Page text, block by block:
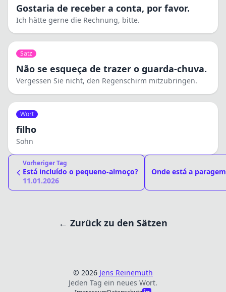
Gostaria de receber a conta, por favor.
Ich hätte gerne die Rechnung, bitte.
Satz
Não se esqueça de trazer o guarda-chuva.
Vergessen Sie nicht, den Regenschirm mitzubringen.
Wort
filho
Sohn
Vorheriger Tag
Está incluído o pequeno-almoço?
11.01.2026
Onde está a
← Zurück zu den Sätzen
© 2026 Jens Reinemuth
Jeden Tag ein neues Wort.